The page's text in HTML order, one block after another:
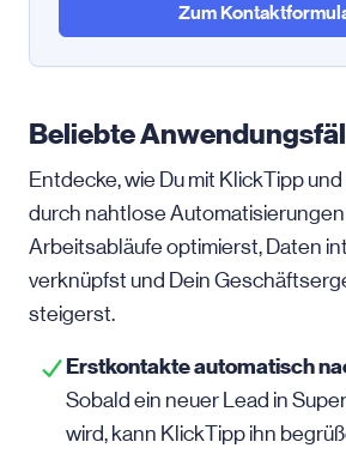
Zum
Beliebte
Entdecke, wie Du mit KlickTipp
durch nahtlose
Arbeitsabläufe optimierst, Daten
verknüpfst und Dein
steigerst.
Erstkontakte automatisch
Sobald ein neuer Lead in
wird, kann KlickTipp ihn